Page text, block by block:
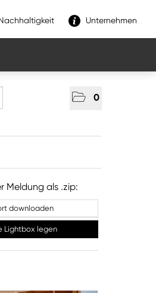
Unternehmen
0
Meldung als .zip:
downloaden
Lightbox legen